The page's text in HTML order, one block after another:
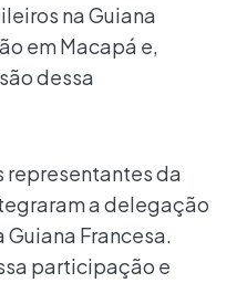
na Guiana
em Macapá e,
dessa
representantes da
a delegação
Francesa.
participação e